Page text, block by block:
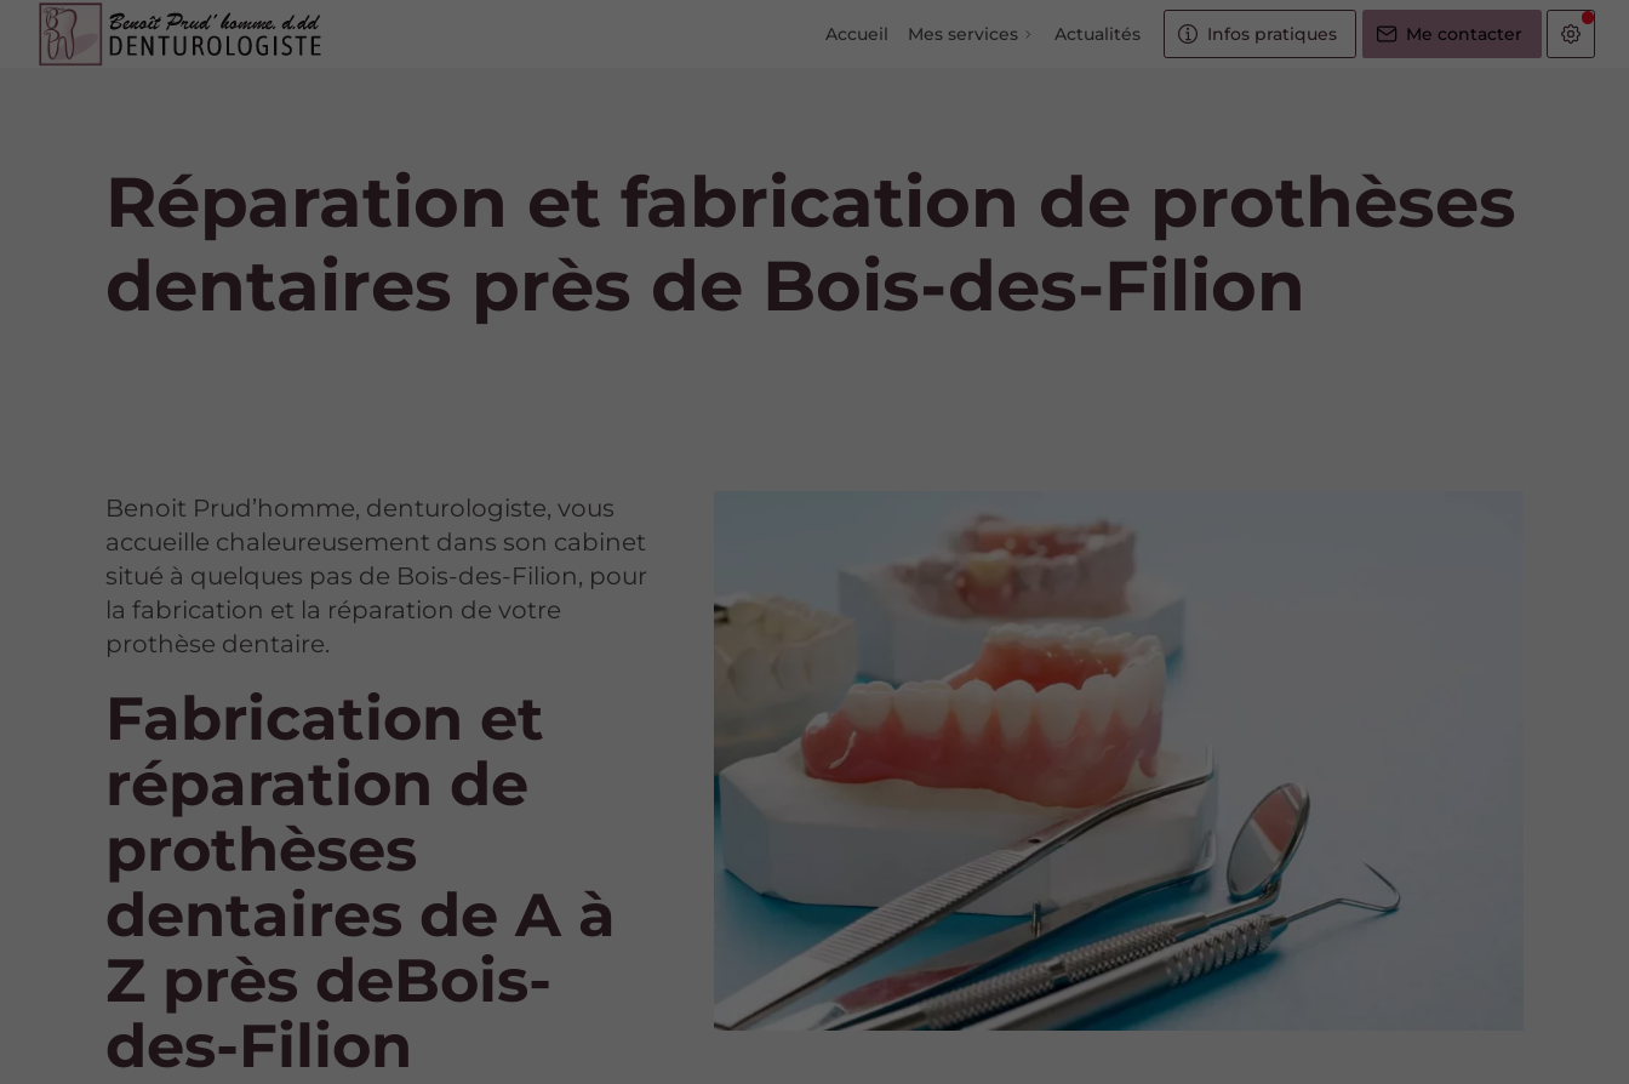
Accueil Mes services Actualités Infos pratiques Me contacter
Réparation et fabrication de prothèses
dentaires près de Bois-des-Filion
Benoit Prud’homme, denturologiste, vous
accueille chaleureusement dans son cabinet
situé à quelques pas de Bois-des-Filion, pour
la fabrication et la réparation de votre
prothèse dentaire.
Fabrication et
réparation de
prothèses
dentaires de A à
Z près deBois-
des-Filion